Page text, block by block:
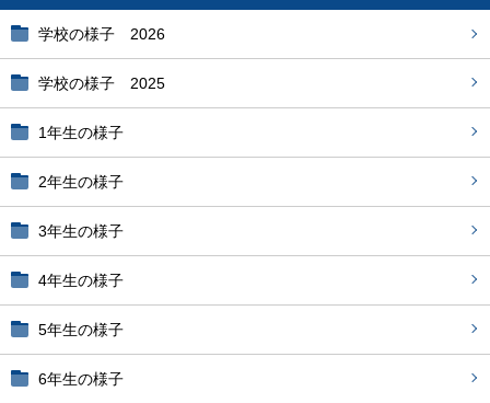
学校の様子 2026
学校の様子 2025
1年生の様子
2年生の様子
3年生の様子
4年生の様子
5年生の様子
6年生の様子